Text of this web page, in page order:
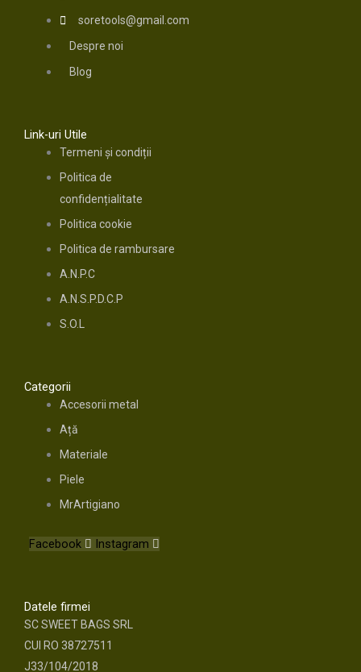
soretools@gmail.com
Despre noi
Blog
Link-uri Utile
Termeni și condiții
Politica de
confidențialitate
Politica cookie
Politica de rambursare
A.N.P.C
A.N.S.P.D.C.P
S.O.L
Categorii
Accesorii metal
Ață
Materiale
Piele
MrArtigiano
Facebook Instagram
Datele firmei
SC SWEET BAGS SRL
CUI RO 38727511
J33/104/2018